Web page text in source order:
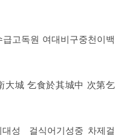
고독원 여대비구중천이백
大城 乞食於其城中 次第乞
성 걸식어기성중 차제걸